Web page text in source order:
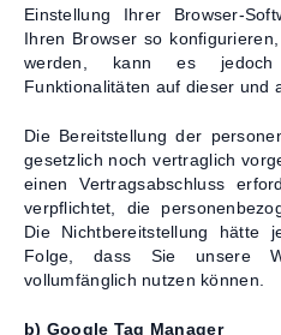
Einstellung Ihrer Browser-
Ihren Browser so
werden, kann es
Funktionalitäten auf dieser und
Die Bereitstellung der
gesetzlich noch vertraglich
einen Vertragsabschluss
verpflichtet, die
Die Nichtbereitstellung hätte
Folge, dass Sie unsere
vollumfänglich nutzen können.
b) Google Tag Manager